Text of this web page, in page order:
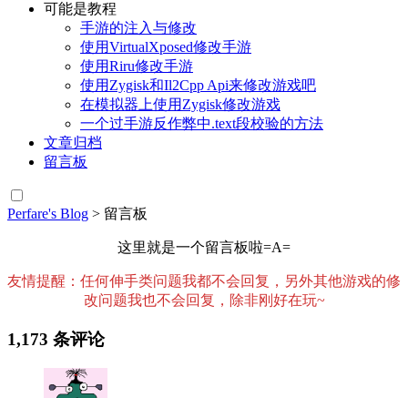
可能是教程
手游的注入与修改
使用VirtualXposed修改手游
使用Riru修改手游
使用Zygisk和Il2Cpp Api来修改游戏吧
在模拟器上使用Zygisk修改游戏
一个过手游反作弊中.text段校验的方法
文章归档
留言板
Perfare's Blog > 留言板
这里就是一个留言板啦=A=
友情提醒：任何伸手类问题我都不会回复，另外其他游戏的修
改问题我也不会回复，除非刚好在玩~
1,173 条评论